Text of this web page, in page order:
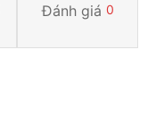
Đánh giá 0